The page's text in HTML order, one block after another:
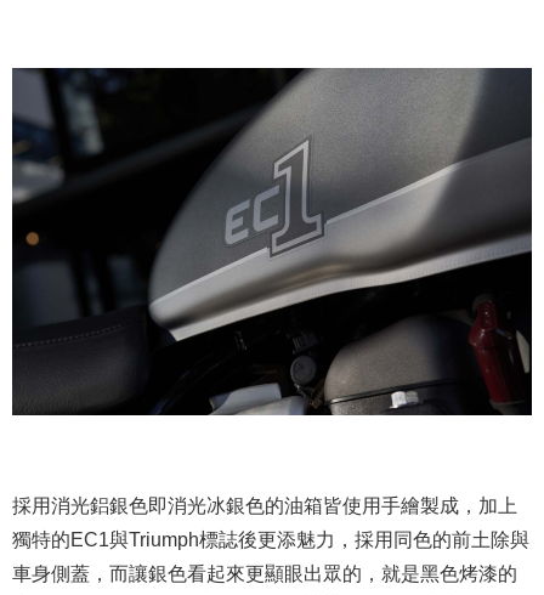
採用消光鋁銀色即消光冰銀色的油箱皆使用手繪製成，加上
獨特的EC1與Triumph標誌後更添魅力，採用同色的前土除與
車身側蓋，而讓銀色看起來更顯眼出眾的，就是黑色烤漆的